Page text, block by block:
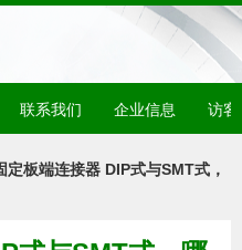
联系我们 企业信息 访客
定板端连接器 DIP式与SMT式，